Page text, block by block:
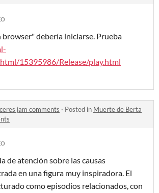
debería iniciarse. Prueba
15395986/Release/play.html
jam comments · Posted in Muerte de Berta
de atención sobre las causas
en una figura muy inspiradora. El
como episodios relacionados, con